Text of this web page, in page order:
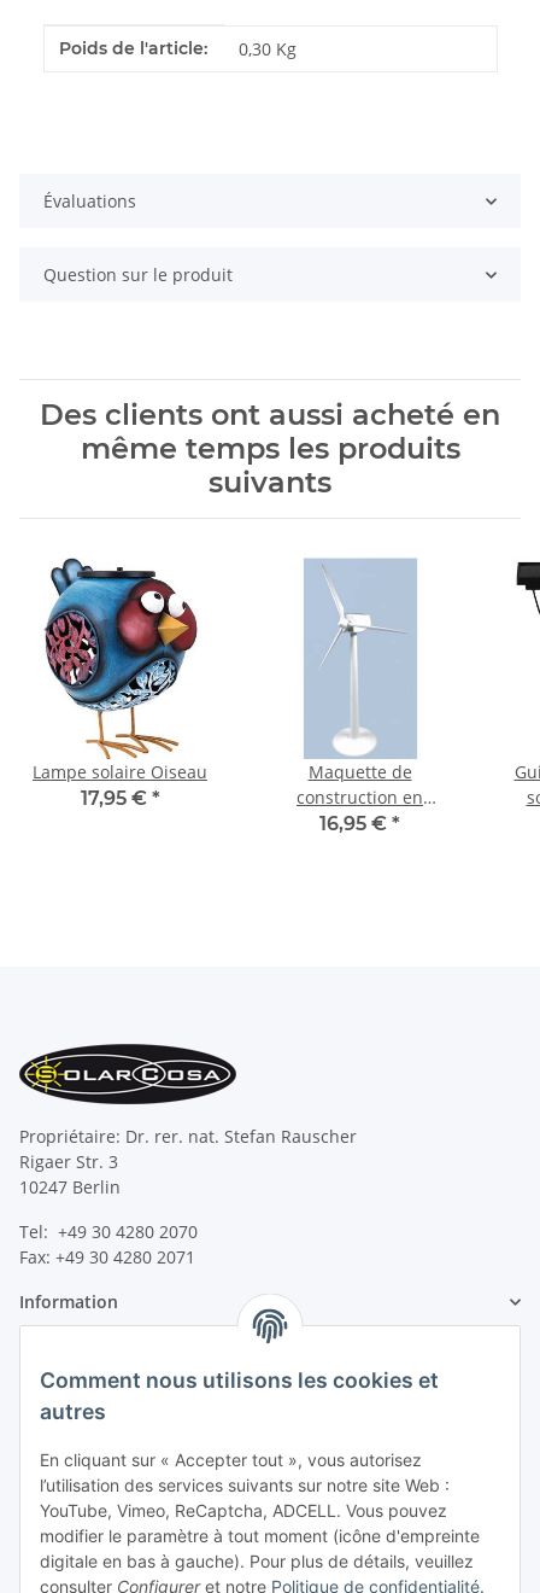
Comment nous utilisons les cookies et
autres
En cliquant sur « Accepter tout », vous autorisez
l’utilisation des services suivants sur notre site Web :
YouTube, Vimeo, ReCaptcha, ADCELL. Vous pouvez
modifier le paramètre à tout moment (icône d'empreinte
digitale en bas à gauche). Pour plus de détails, veuillez
consulter Configureret notre Politique de confidentialité.
#productDetails.itemInformation#
#productDetails.itemValue#
Poids de l'article: 0,30 Kg
Évaluations
Question sur le produit
Des clients ont aussi acheté en
même temps les produits
suivants
Lampe solaire Oiseau
17,95 € *
Maquette de
construction en
plastique Eolienne
16,95 € *
Propriétaire: Dr. rer. nat. Stefan Rauscher
Rigaer Str. 3
10247 Berlin
Tel: +49 30 4280 2070
Fax: +49 30 4280 2071
Information
Information légale